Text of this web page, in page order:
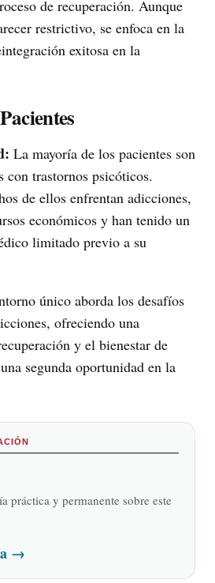
de recuperación. Aunque
restrictivo, se enfoca en la
exitosa en la
La mayoría de los pacientes son
con trastornos psicóticos.
de ellos enfrentan adicciones,
económicos y han tenido un
limitado previo a su
único aborda los desafíos
ofreciendo una
y el bienestar de
segunda oportunidad en la
práctica y permanente sobre este
→